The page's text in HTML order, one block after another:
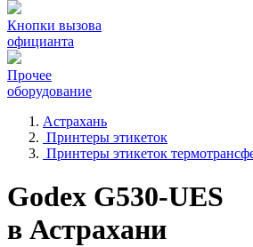
Кнопки вызова
официанта
Прочее
оборудование
Астрахань
Принтеры этикеток
Принтеры этикеток
Godex G530-UES
в Астрахани